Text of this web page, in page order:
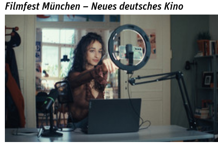
Filmfest München – Neues deutsches Kino